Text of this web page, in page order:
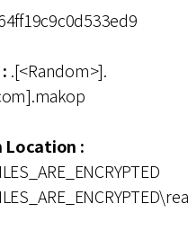
.[<Random>].
Location :